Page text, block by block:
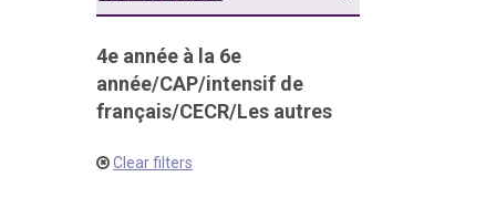
4e année à la 6e
année/CAP/intensif de
français/CECR/Les autres
Clear filters